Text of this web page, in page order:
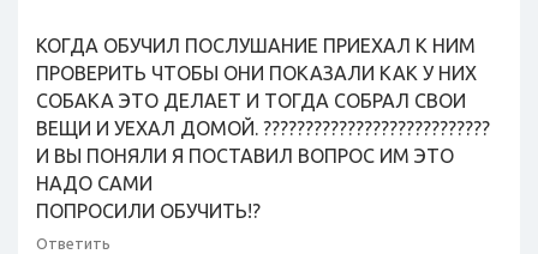
КОГДА ОБУЧИЛ ПОСЛУШАНИЕ ПРИЕХАЛ К НИМ
ПРОВЕРИТЬ ЧТОБЫ ОНИ ПОКАЗАЛИ КАК У НИХ
СОБАКА ЭТО ДЕЛАЕТ И ТОГДА СОБРАЛ СВОИ
ВЕЩИ И УЕХАЛ ДОМОЙ. ???????????????????????????
И ВЫ ПОНЯЛИ Я ПОСТАВИЛ ВОПРОС ИМ ЭТО
НАДО САМИ
ПОПРОСИЛИ ОБУЧИТЬ!?
Ответить